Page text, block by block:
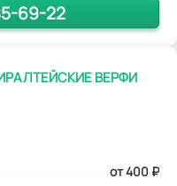
69-22
ВЕРФИ
от 400 ₽